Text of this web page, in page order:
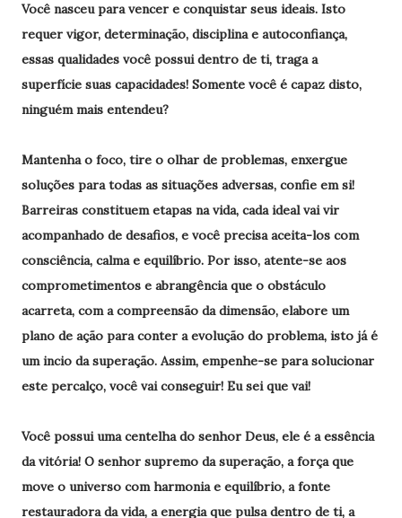
Você nasceu para vencer e conquistar seus ideais. Isto
requer vigor, determinação, disciplina e autoconfiança,
essas qualidades você possui dentro de ti, traga a
superfície suas capacidades! Somente você é capaz disto,
ninguém mais entendeu?
Mantenha o foco, tire o olhar de problemas, enxergue
soluções para todas as situações adversas, confie em si!
Barreiras constituem etapas na vida, cada ideal vai vir
acompanhado de desafios, e você precisa aceita-los com
consciência, calma e equilíbrio. Por isso, atente-se aos
comprometimentos e abrangência que o obstáculo
acarreta, com a compreensão da dimensão, elabore um
plano de ação para conter a evolução do problema, isto já é
um incio da superação. Assim, empenhe-se para solucionar
este percalço, você vai conseguir! Eu sei que vai!
Você possui uma centelha do senhor Deus, ele é a essência
da vitória! O senhor supremo da superação, a força que
move o universo com harmonia e equilíbrio, a fonte
restauradora da vida, a energia que pulsa dentro de ti, a